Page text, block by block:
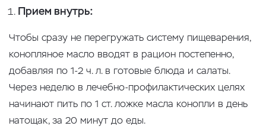
Прием внутрь:
Чтобы сразу не перегружать систему пищеварения,
конопляное масло вводят в рацион постепенно,
добавляя по 1-2 ч. л. в готовые блюда и салаты.
Через неделю в лечебно-профилактических целях
начинают пить по 1 ст. ложке масла конопли в день
натощак, за 20 минут до еды.